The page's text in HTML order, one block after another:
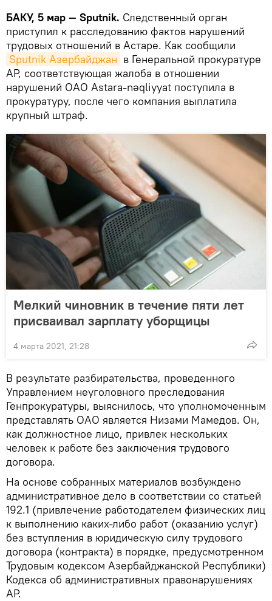
БАКУ, 5 мар — Sputnik. Следственный орган
приступил к расследованию фактов нарушений
трудовых отношений в Астаре. Как сообщили
Sputnik Азербайджан в Генеральной прокуратуре
АР, соответствующая жалоба в отношении
нарушений ОАО Astara-nəqliyyat поступила в
прокуратуру, после чего компания выплатила
крупный штраф.
Мелкий чиновник в течение пяти лет
присваивал зарплату уборщицы
4 марта 2021, 21:28
В результате разбирательства, проведенного
Управлением неуголовного преследования
Генпрокуратуры, выяснилось, что уполномоченным
представлять ОАО является Низами Мамедов. Он,
как должностное лицо, привлек нескольких
человек к работе без заключения трудового
договора.
На основе собранных материалов возбуждено
административное дело в соответствии со статьей
192.1 (привлечение работодателем физических лиц
к выполнению каких-либо работ (оказанию услуг)
без вступления в юридическую силу трудового
договора (контракта) в порядке, предусмотренном
Трудовым кодексом Азербайджанской Республики)
Кодекса об административных правонарушениях
АР.